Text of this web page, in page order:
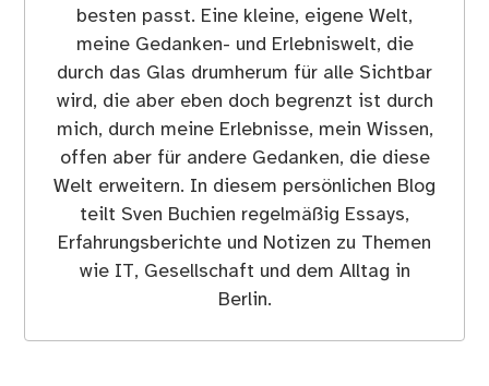
besten passt. Eine kleine, eigene Welt,
meine Gedanken- und Erlebniswelt, die
durch das Glas drumherum für alle Sichtbar
wird, die aber eben doch begrenzt ist durch
mich, durch meine Erlebnisse, mein Wissen,
offen aber für andere Gedanken, die diese
Welt erweitern. In diesem persönlichen Blog
teilt Sven Buchien regelmäßig Essays,
Erfahrungsberichte und Notizen zu Themen
wie IT, Gesellschaft und dem Alltag in
Berlin.